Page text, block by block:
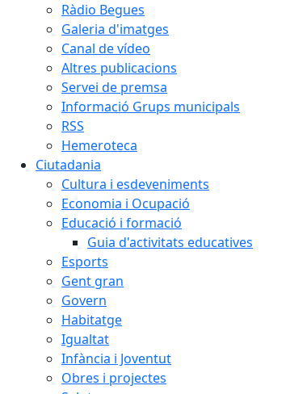
Ràdio Begues
Galeria d'imatges
Canal de vídeo
Altres publicacions
Servei de premsa
Informació Grups municipals
RSS
Hemeroteca
Ciutadania
Cultura i esdeveniments
Economia i Ocupació
Educació i formació
Guia d'activitats educatives
Esports
Gent gran
Govern
Habitatge
Igualtat
Infància i Joventut
Obres i projectes